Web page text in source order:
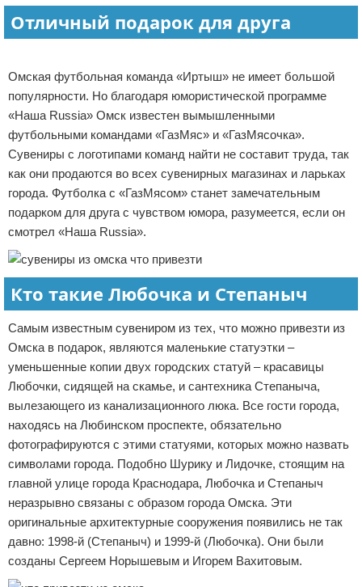
Отличный подарок для друга
Омская футбольная команда «Иртыш» не имеет большой
популярности. Но благодаря юмористической программе
«Наша Russia» Омск известен вымышленными
футбольными командами «ГазМяс» и «ГазМясочка».
Сувениры с логотипами команд найти не составит труда, так
как они продаются во всех сувенирных магазинах и ларьках
города. Футболка с «ГазМясом» станет замечательным
подарком для друга с чувством юмора, разумеется, если он
смотрел «Наша Russia».
Кто такие Любочка и Степаныч
Самым известным сувениром из тех, что можно привезти из
Омска в подарок, являются маленькие статуэтки –
уменьшенные копии двух городских статуй – красавицы
Любочки, сидящей на скамье, и сантехника Степаныча,
вылезающего из канализационного люка. Все гости города,
находясь на Любинском проспекте, обязательно
фотографируются с этими статуями, которых можно назвать
символами города. Подобно Шурику и Лидочке, стоящим на
главной улице города Краснодара, Любочка и Степаныч
неразрывно связаны с образом города Омска. Эти
оригинальные архитектурные сооружения появились не так
давно: 1998-й (Степаныч) и 1999-й (Любочка). Они были
созданы Сергеем Норышевым и Игорем Вахитовым.